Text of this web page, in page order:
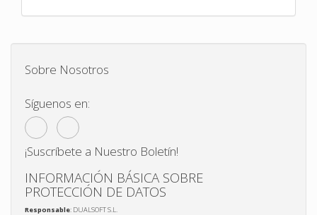
Sobre Nosotros
Síguenos en:
¡Suscríbete a Nuestro Boletín!
INFORMACIÓN BÁSICA SOBRE
PROTECCIÓN DE DATOS
Responsable: DUALSOFT S.L.